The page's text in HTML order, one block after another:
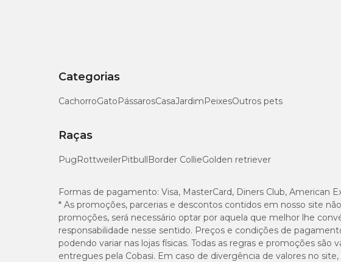
Categorias
CachorroGatoPássarosCasaJardimPeixesOutros pets
Raças
PugRottweilerPitbullBorder CollieGolden retriever
Formas de pagamento: Visa, MasterCard, Diners Club, American
* As promoções, parcerias e descontos contidos em nosso site
promoções, será necessário optar por aquela que melhor lhe
responsabilidade nesse sentido. Preços e condições de
podendo variar nas lojas físicas. Todas as regras e promoções são
entregues pela Cobasi. Em caso de divergência de valores no